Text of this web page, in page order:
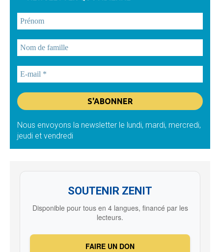
Nous envoyons la newsletter le lundi, mardi, mercredi,
jeudi et vendredi
SOUTENIR ZENIT
Disponible pour tous en 4 langues, financé par les
lecteurs.
FAIRE UN DON